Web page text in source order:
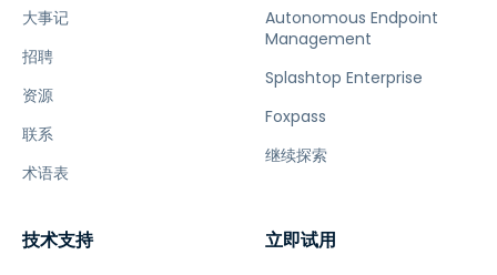
大事记
招聘
资源
联系
术语表
Autonomous Endpoint
Management
Splashtop Enterprise
Foxpass
继续探索
技术支持 立即试用